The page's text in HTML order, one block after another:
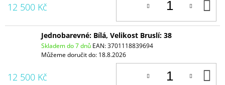
12 500 Kč
Jednobarevné: Bílá, Velikost Bruslí: 38
Skladem do 7 dnů EAN:3701118839694
Můžeme doručit do: 18.8.2026
12 500 Kč